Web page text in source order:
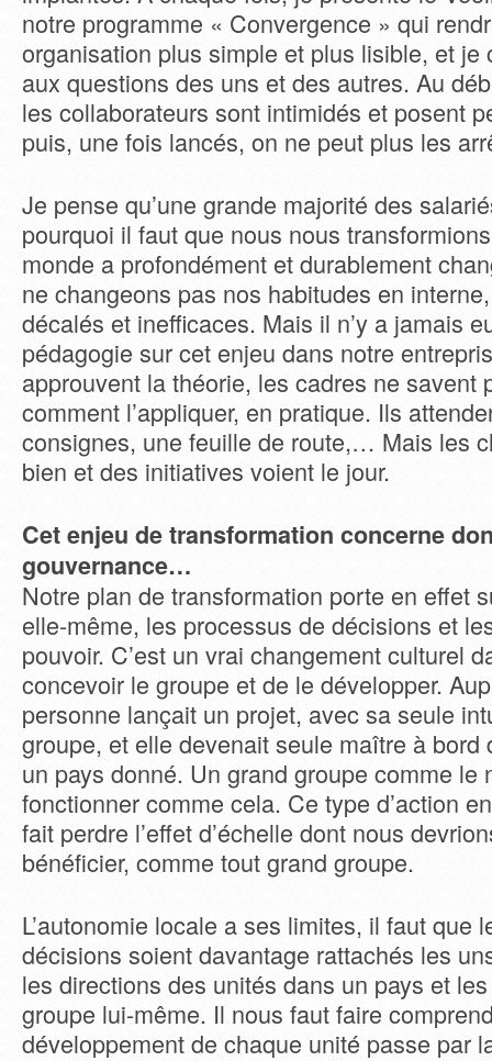
notre programme « Convergence » qui
organisation plus simple et plus lisible, et je
aux questions des uns et des autres. Au
les collaborateurs sont intimidés et posent
puis, une fois lancés, on ne peut plus les
Je pense qu’une grande majorité des
pourquoi il faut que nous nous
monde a profondément et durablement
ne changeons pas nos habitudes en
décalés et inefficaces. Mais il n’y a jamais
pédagogie sur cet enjeu dans notre
approuvent la théorie, les cadres ne savent
comment l’appliquer, en pratique. Ils
consignes, une feuille de route,… Mais les
bien et des initiatives voient le jour.
Cet enjeu de transformation concerne
gouvernance…
Notre plan de transformation porte en effet
elle-même, les processus de décisions et
pouvoir. C’est un vrai changement culturel
concevoir le groupe et de le développer.
personne lançait un projet, avec sa seule
groupe, et elle devenait seule maître à bord
un pays donné. Un grand groupe comme le
fonctionner comme cela. Ce type d’action
fait perdre l’effet d’échelle dont nous
bénéficier, comme tout grand groupe.
L’autonomie locale a ses limites, il faut que
décisions soient davantage rattachés les
les directions des unités dans un pays et
groupe lui-même. Il nous faut faire
développement de chaque unité passe par